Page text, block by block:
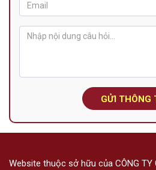
GỬI THÔNG
Website thuộc sở hữu của CÔNG TY